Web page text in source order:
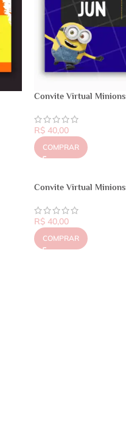
Convite Virtual Minions
R$ 40,00
COMPRAR
Convite Virtual Minions
R$ 40,00
COMPRAR